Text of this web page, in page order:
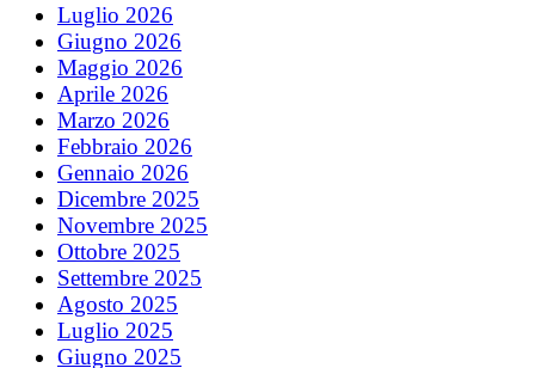
Luglio 2026
Giugno 2026
Maggio 2026
Aprile 2026
Marzo 2026
Febbraio 2026
Gennaio 2026
Dicembre 2025
Novembre 2025
Ottobre 2025
Settembre 2025
Agosto 2025
Luglio 2025
Giugno 2025